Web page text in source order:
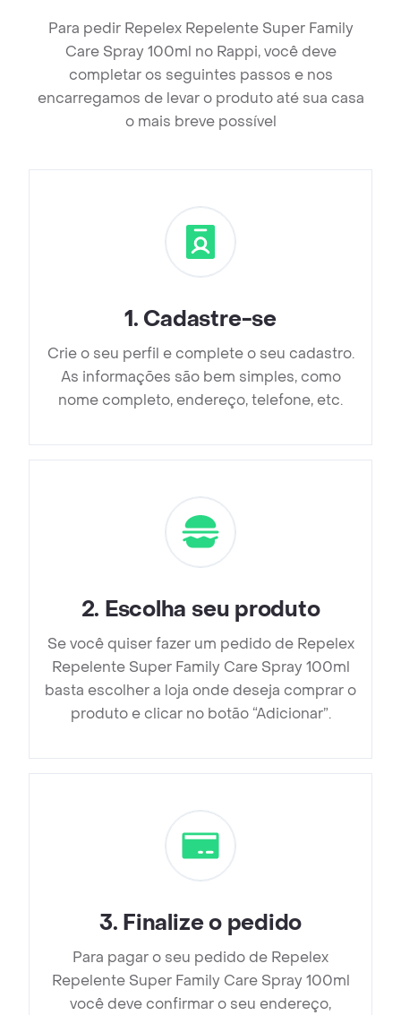
Para pedir Repelex Repelente Super Family
Care Spray 100ml no Rappi, você deve
completar os seguintes passos e nos
encarregamos de levar o produto até sua casa
o mais breve possível
1. Cadastre-se
Crie o seu perfil e complete o seu cadastro.
As informações são bem simples, como
nome completo, endereço, telefone, etc.
2. Escolha seu produto
Se você quiser fazer um pedido de Repelex
Repelente Super Family Care Spray 100ml
basta escolher a loja onde deseja comprar o
produto e clicar no botão “Adicionar”.
3. Finalize o pedido
Para pagar o seu pedido de Repelex
Repelente Super Family Care Spray 100ml
você deve confirmar o seu endereço,